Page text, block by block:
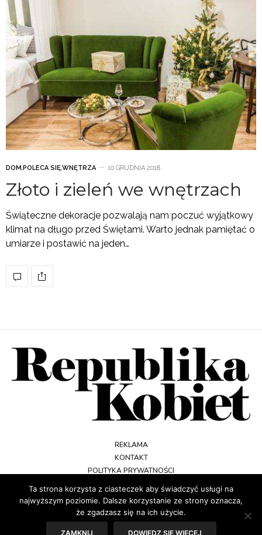
DOM,POLECA SIĘ,WNĘTRZA 10 GRUDNIA 2018
Złoto i zieleń we wnętrzach
Świąteczne dekoracje pozwalają nam poczuć wyjątkowy
klimat na długo przed Świętami. Warto jednak pamiętać o
umiarze i postawić na jeden…
REKLAMA
KONTAKT
POLITYKA PRYWATNOŚCI
Ta strona korzysta z ciasteczek aby świadczyć usługi na
najwyższym poziomie. Dalsze korzystanie ze strony oznacza,
że zgadzasz się na ich użycie.
ZAMKNIJ DOWIEDZ SIĘ WIĘCEJ